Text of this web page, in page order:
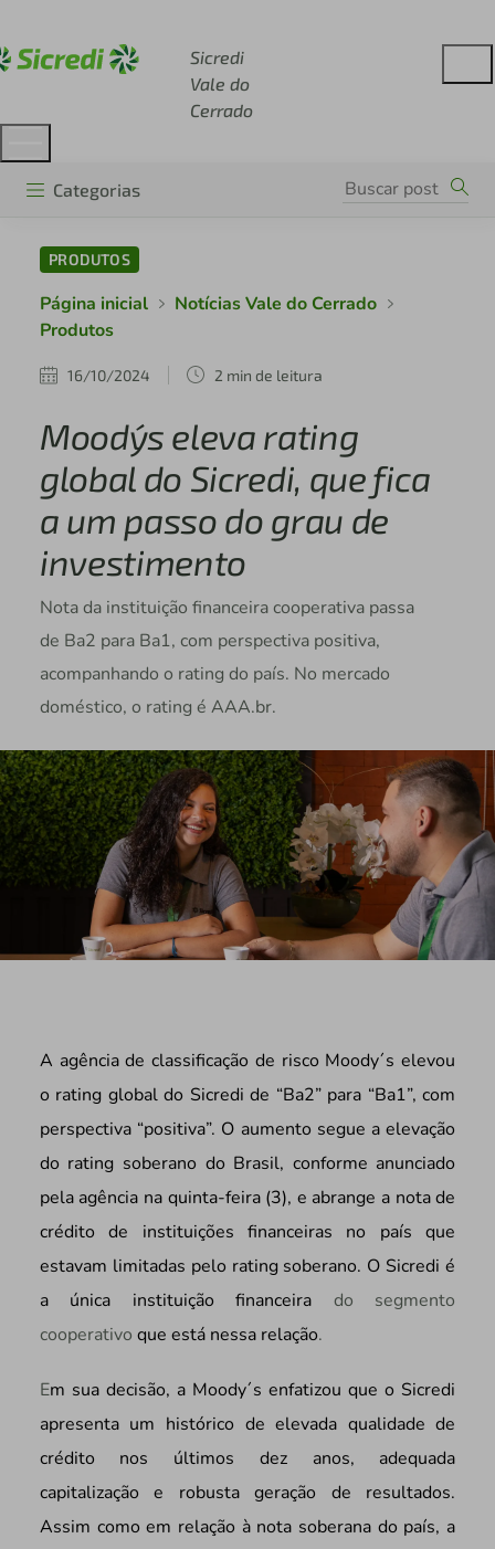
Sicredi
Vale do
Cerrado
Categorias
PRODUTOS
Página inicial
Notícias Vale do Cerrado
Produtos
16/10/2024 2 min de leitura
Moody´s eleva rating
global do Sicredi, que fica
a um passo do grau de
investimento
Nota da instituição financeira cooperativa passa
de Ba2 para Ba1, com perspectiva positiva,
acompanhando o rating do país. No mercado
doméstico, o rating é AAA.br.
A agência de classificação de risco Moody´s elevou
o rating global do Sicredi de “Ba2” para “Ba1”, com
perspectiva “positiva”. O aumento segue a elevação
do rating soberano do Brasil, conforme anunciado
pela agência na quinta-feira (3), e abrange a nota de
crédito de instituições financeiras no país que
estavam limitadas pelo rating soberano. O Sicredi é
a única instituição financeira do segmento
cooperativo que está nessa relação.
Em sua decisão, a Moody´s enfatizou que o Sicredi
apresenta um histórico de elevada qualidade de
crédito nos últimos dez anos, adequada
capitalização e robusta geração de resultados.
Assim como em relação à nota soberana do país, a